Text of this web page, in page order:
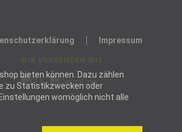
Impressum
bieten können. Dazu zählen
zu Statistikzwecken oder
womöglich nicht alle